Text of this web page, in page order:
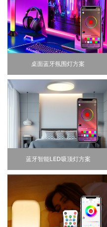
桌面蓝牙氛围灯方案
蓝牙智能LED吸顶灯方案